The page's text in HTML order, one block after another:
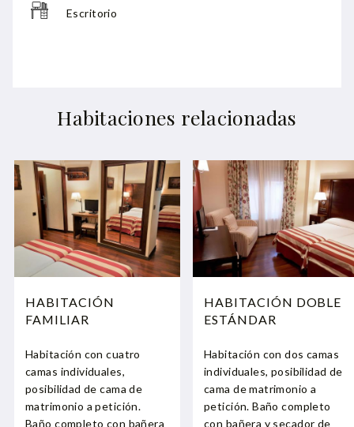
Escritorio
Habitaciones relacionadas
HABITACIÓN
FAMILIAR
Habitación con cuatro
camas individuales,
posibilidad de cama de
matrimonio a petición.
Baño completo con bañera
HABITACIÓN DOBLE
ESTÁNDAR
Habitación con dos camas
individuales, posibilidad de
cama de matrimonio a
petición. Baño completo
con bañera y secador de